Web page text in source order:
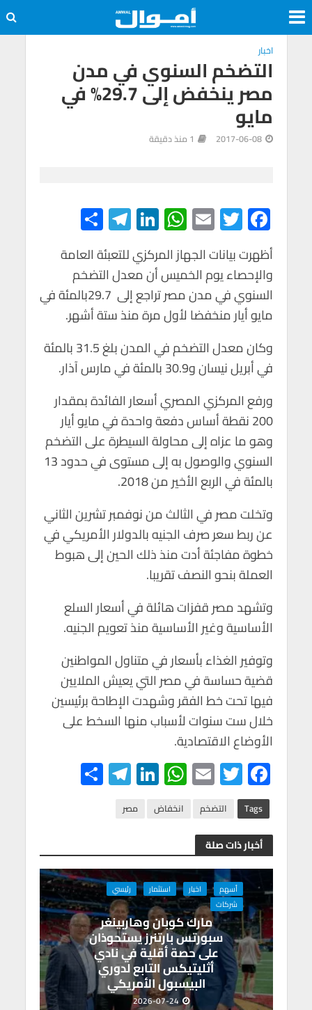
اخبار
التضخم السنوي في مدن
مصر ينخفض إلى 29.7% في
مايو
2017-06-08 1 منذ دقيقة
F
ac
e
b
o
o
k
T
wi
tt
er
E
m
ail
W
h
at
s
A
p
p
Li
n
ke
dI
n
Te
le
gr
a
m
h
ar
e
أظهرت بيانات الجهاز المركزي للتعبئة العامة
والإحصاء يوم الخميس أن معدل التضخم
السنوي في مدن مصر تراجع إلى ‭‭‭‭‬‬‬29.7‭‭‭ ‬‬‬‬بالمئة في
مايو أيار منخفضا لأول مرة منذ ستة أشهر.
وكان معدل التضخم في المدن بلغ 31.5 بالمئة
في أبريل نيسان و30.9 بالمئة في مارس آذار.
ورفع المركزي المصري أسعار الفائدة بمقدار
200 نقطة أساس دفعة واحدة في مايو أيار
وهو ما عزاه إلى محاولة السيطرة على التضخم
السنوي والوصول به إلى مستوى في حدود 13
بالمئة في الربع الأخير من 2018.
وتخلت مصر في الثالث من نوفمبر تشرين الثاني
عن ربط سعر صرف الجنيه بالدولار الأمريكي في
خطوة مفاجئة أدت منذ ذلك الحين إلى هبوط
العملة بنحو النصف تقريبا.
وتشهد مصر قفزات هائلة في أسعار السلع
الأساسية وغير الأساسية منذ تعويم الجنيه.
وتوفير الغذاء بأسعار في متناول المواطنين
قضية حساسة في مصر التي يعيش الملايين
فيها تحت خط الفقر وشهدت الإطاحة برئيسين
خلال ست سنوات لأسباب منها السخط على
الأوضاع الاقتصادية.
F
ac
e
b
o
o
k
T
wi
tt
er
E
m
ail
W
h
at
A
p
p
Li
n
ke
n
Te
le
m
Tags التضخم انخفاض مصر
أخبار ذات صلة
أسهم اخبار استثمار
رئيسي
شركات
مارك كوبان وهاربينغر
سبورتس بارتنرز يستحوذان
على حصة أقلية في نادي
أثليتيكس التابع لدوري
البيسبول الأمريكي
2026-07-24